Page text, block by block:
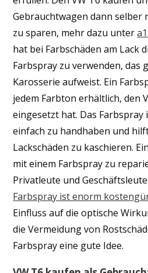
Gebrauchtwagen dann
zu sparen, mehr dazu unter
hat bei Farbschäden am Lack
Farbspray zu verwenden, das
Karosserie aufweist. Ein
jedem Farbton erhältlich, den
eingesetzt hat. Das
einfach zu handhaben und
Lackschäden zu kaschieren.
mit einem Farbspray zu
Privatleute und
Farbspray ist enorm
Einfluss auf die optische
die Vermeidung von
Farbspray eine gute Idee.